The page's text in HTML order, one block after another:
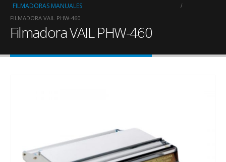
FILMADORAS MANUALES
FILMADORA VAIL PHW-460
Filmadora VAIL PHW-460